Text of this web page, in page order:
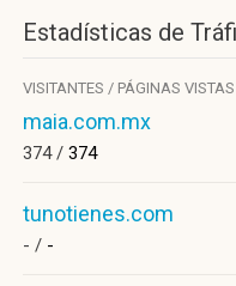
Estadísticas de
VISITANTES / PÁGINAS VISTAS
maia.com.mx
374 / 374
tunotienes.com
- / -